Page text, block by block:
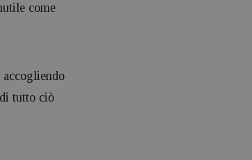
come
accogliendo
tutto ciò